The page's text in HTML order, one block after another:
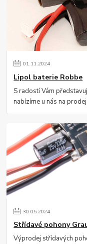
01.11.2024
Lipol baterie Robbe
S radostí Vám
nabízíme u nás na
30.05.2024
Střídavé pohony
Výprodej střídavých